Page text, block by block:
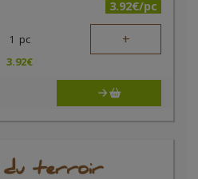
3.92€/pc
1 pc +
3.92€